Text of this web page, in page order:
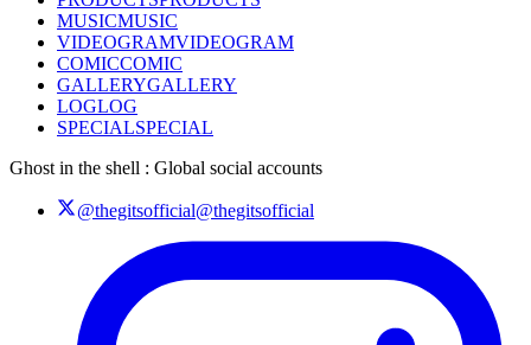
MUSICMUSIC
VIDEOGRAMVIDEOGRAM
COMICCOMIC
GALLERYGALLERY
LOGLOG
SPECIALSPECIAL
Ghost in the shell : Global social accounts
@thegitsofficial@thegitsofficial